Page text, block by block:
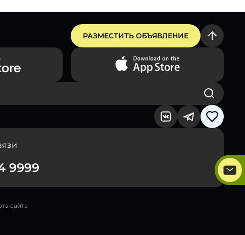
РАЗМЕСТИТЬ ОБЪЯВЛЕНИЕ
9999
сайта